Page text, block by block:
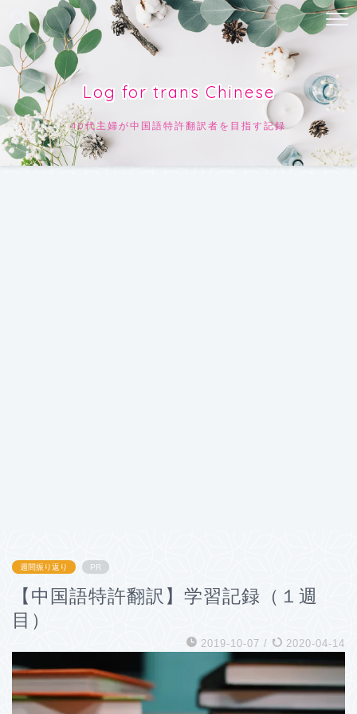
Log for trans Chinese
40代主婦が中国語特許翻訳者を目指す記録
週間振り返り PR
【中国語特許翻訳】学習記録（１週
目）
2019-10-07 / 2020-04-14